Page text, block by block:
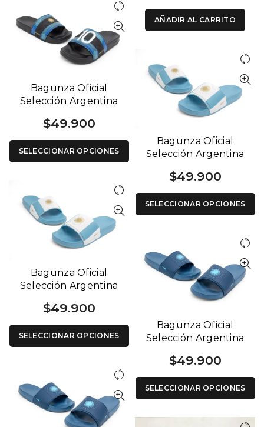
AÑADIR AL CARRITO
Bagunza Oficial
Selección Argentina
$49.900
SELECCIONAR OPCIONES
Bagunza Oficial
Selección Argentina
$49.900
SELECCIONAR OPCIONES
Bagunza Oficial
Selección Argentina
$49.900
SELECCIONAR OPCIONES
Bagunza Oficial
Selección Argentina
$49.900
SELECCIONAR OPCIONES